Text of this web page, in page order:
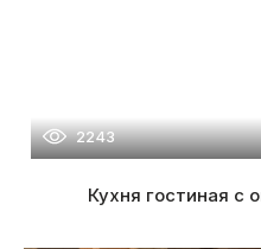
2243
Кухня гостиная с